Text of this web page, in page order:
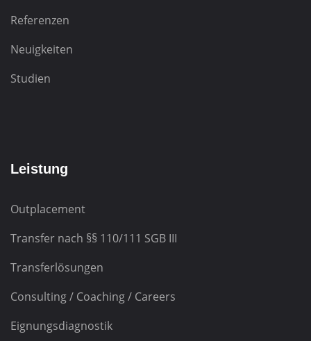
Referenzen
Neuigkeiten
Studien
Leistung
Outplacement
Transfer nach §§ 110/111 SGB III
Transferlösungen
Consulting / Coaching / Careers
Eignungsdiagnostik